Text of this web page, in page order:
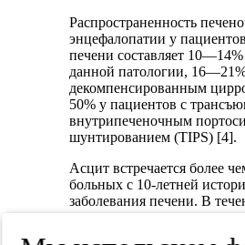
Распространенность
энцефалопатии у
печени составляет
данной патологии,
декомпенсированным
50% у пациентов с
внутрипеченочным
шунтированием (TIPS) [4].
Асцит встречается более
больных с 10-летней
заболевания печени. В